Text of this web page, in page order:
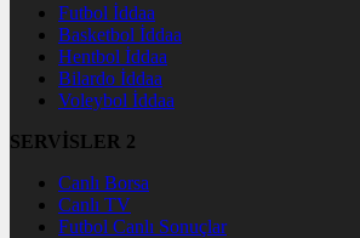
Futbol İddaa
Basketbol İddaa
Hentbol İddaa
Bilardo İddaa
Voleybol İddaa
SERVİSLER 2
Canlı Borsa
Canlı TV
Futbol Canlı Sonuçlar